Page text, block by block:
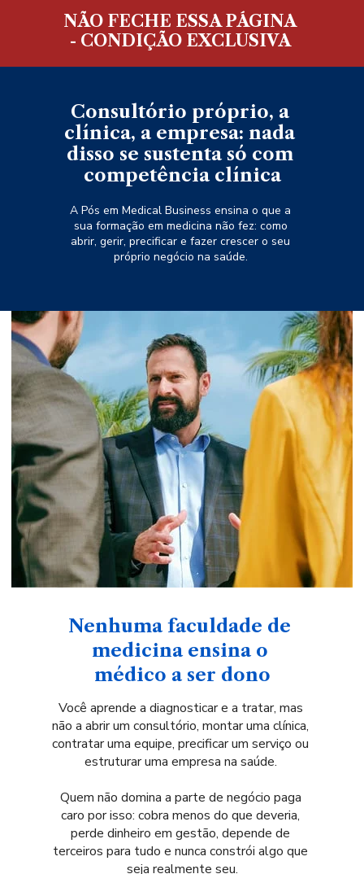
NÃO FECHE ESSA PÁGINA
- CONDIÇÃO EXCLUSIVA
Consultório próprio, a
clínica, a empresa: nada
disso se sustenta só com
competência clínica
A Pós em Medical Business ensina o que a
sua formação em medicina não fez: como
abrir, gerir, precificar e fazer crescer o seu
próprio negócio na saúde.
Nenhuma faculdade de
medicina ensina o
médico a ser dono
Você aprende a diagnosticar e a tratar, mas
não a abrir um consultório, montar uma clínica,
contratar uma equipe, precificar um serviço ou
estruturar uma empresa na saúde.
Quem não domina a parte de negócio paga
caro por isso: cobra menos do que deveria,
perde dinheiro em gestão, depende de
terceiros para tudo e nunca constrói algo que
seja realmente seu.